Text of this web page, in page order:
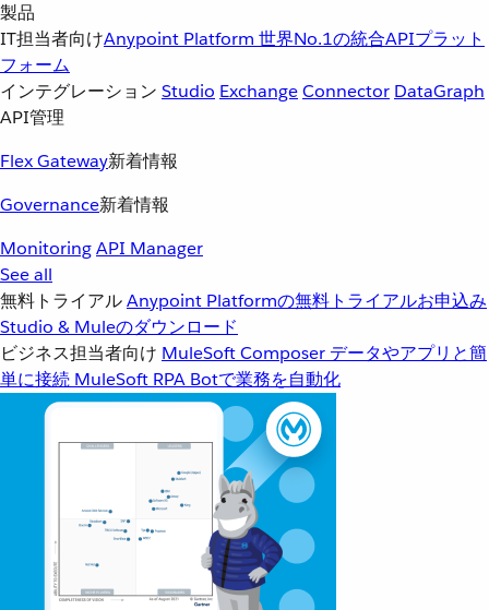
製品
IT担当者向けAnypoint Platform 世界No.1の統合APIプラット
フォーム
インテグレーション Studio ExchangeConnector DataGraph
API管理
Flex Gateway新着情報
Governance新着情報
MonitoringAPI Manager
See all
無料トライアルAnypoint Platformの無料トライアルお申込み
Studio & Muleのダウンロード
ビジネス担当者向け MuleSoft Composer データやアプリと簡
単に接続 MuleSoft RPA Botで業務を自動化